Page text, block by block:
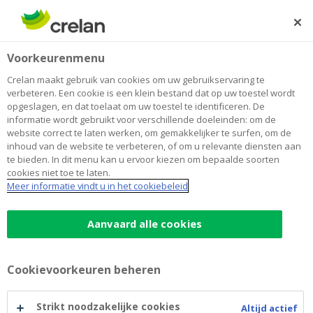
content
HomeOver Crelan
Rolstoelfiets
Rolstoelfiets
Voorkeurenmenu
Crelan maakt gebruik van cookies om uw gebruikservaring te
verbeteren. Een cookie is een klein bestand dat op uw toestel wordt
opgeslagen, en dat toelaat om uw toestel te identificeren. De
informatie wordt gebruikt voor verschillende doeleinden: om de
website correct te laten werken, om gemakkelijker te surfen, om de
inhoud van de website te verbeteren, of om u relevante diensten aan
te bieden. In dit menu kan u ervoor kiezen om bepaalde soorten
cookies niet toe te laten.
Meer informatie vindt u in het cookiebeleid
Aanvaard alle cookies
Cookievoorkeuren beheren
Strikt noodzakelijke cookies Altijd actief